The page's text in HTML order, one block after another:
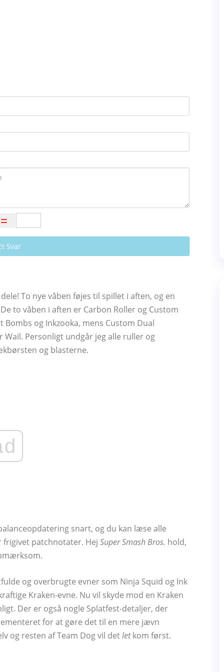
Svar
To nye våben føjes til spillet i aften, og en
to våben i aften er Carbon Roller og Custom
og Inkzooka, mens Custom Dual
Wail. Personligt undgår jeg alle ruller og
og blasterne.
snart, og du kan læse alle
frigivet patchnotater. Hej Super Smash Bros. hold,
og overbrugte evner som Ninja Squid og Ink
Kraken-evne. Nu vil skyde mod en Kraken
Der er også nogle Splatfest-detaljer, der
for at gøre det til en mere jævn
og resten af ​​Team Dog vil detletkom først.